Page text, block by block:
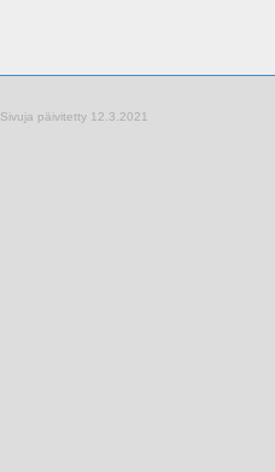
Sivuja päivitetty 12.3.2021